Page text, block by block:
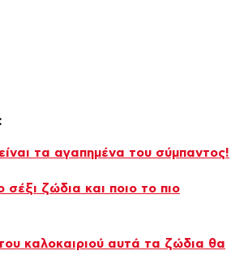
τα αγαπημένα του σύμπαντος!
σέξι ζώδια και ποιο το πιο
καλοκαιριού αυτά τα ζώδια θα